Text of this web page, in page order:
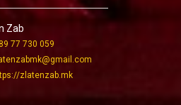
Zab
77 730 059
zlatenzab.mk